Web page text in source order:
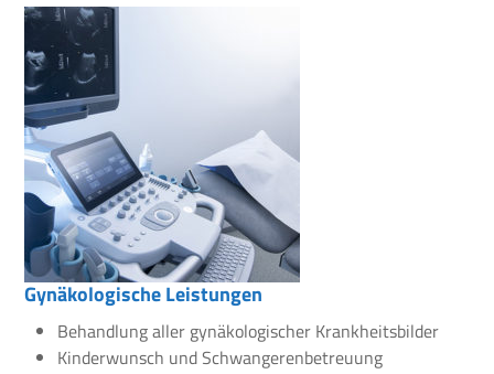
Gynäkologische Leistungen
Behandlung aller gynäkologischer Krankheitsbilder
Kinderwunsch und Schwangerenbetreuung